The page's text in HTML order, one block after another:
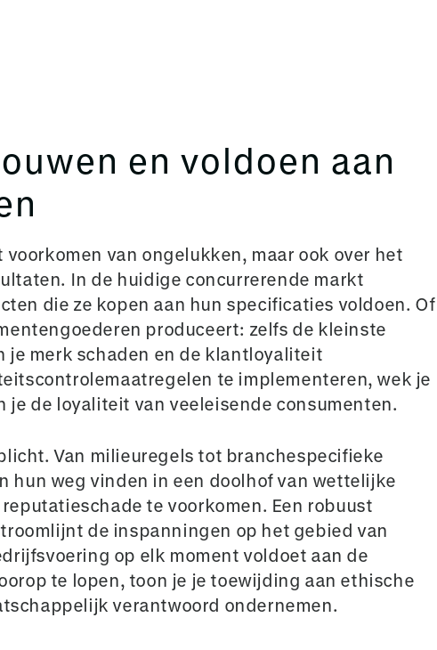
en voldoen aan
van ongelukken, maar ook over het
In de huidige concurrerende markt
die ze kopen aan hun specificaties voldoen. Of
produceert: zelfs de kleinste
je merk schaden en de klantloyaliteit
te implementeren, wek je
je de loyaliteit van veeleisende consumenten.
Van milieuregels tot branchespecifieke
hun weg vinden in een doolhof van wettelijke
te voorkomen. Een robuust
de inspanningen op het gebied van
op elk moment voldoet aan de
te lopen, toon je je toewijding aan ethische
verantwoord ondernemen.